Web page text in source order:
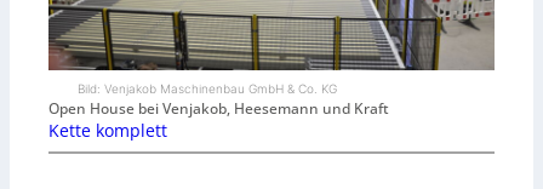
Bild: Venjakob Maschinenbau GmbH & Co. KG
Open House bei Venjakob, Heesemann und Kraft
Kette komplett